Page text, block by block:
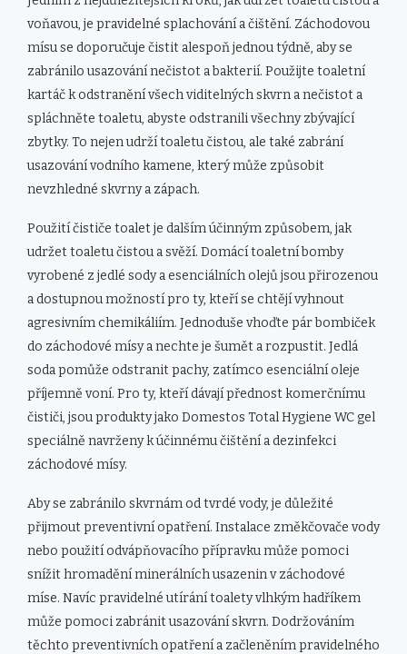
voňavou, je pravidelné splachování a čištění. Záchodovou
mísu se doporučuje čistit alespoň jednou týdně, aby se
zabránilo usazování nečistot a bakterií. Použijte toaletní
kartáč k odstranění všech viditelných skvrn a nečistot a
spláchněte toaletu, abyste odstranili všechny zbývající
zbytky. To nejen udrží toaletu čistou, ale také zabrání
usazování vodního kamene, který může způsobit
nevzhledné skvrny a zápach.
Použití čističe toalet je dalším účinným způsobem, jak
udržet toaletu čistou a svěží. Domácí toaletní bomby
vyrobené z jedlé sody a esenciálních olejů jsou přirozenou
a dostupnou možností pro ty, kteří se chtějí vyhnout
agresivním chemikáliím. Jednoduše vhoďte pár bombiček
do záchodové mísy a nechte je šumět a rozpustit. Jedlá
soda pomůže odstranit pachy, zatímco esenciální oleje
příjemně voní. Pro ty, kteří dávají přednost komerčnímu
čističi, jsou produkty jako Domestos Total Hygiene WC gel
speciálně navrženy k účinnému čištění a dezinfekci
záchodové mísy.
Aby se zabránilo skvrnám od tvrdé vody, je důležité
přijmout preventivní opatření. Instalace změkčovače vody
nebo použití odvápňovacího přípravku může pomoci
snížit hromadění minerálních usazenin v záchodové
míse. Navíc pravidelné utírání toalety vlhkým hadříkem
může pomoci zabránit usazování skvrn. Dodržováním
těchto preventivních opatření a začleněním pravidelného